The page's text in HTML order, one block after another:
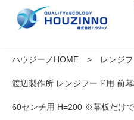
ハウジーノHOME レンジ
渡辺製作所 レンジフード用 前
60センチ用 H=200 ※幕板だけで